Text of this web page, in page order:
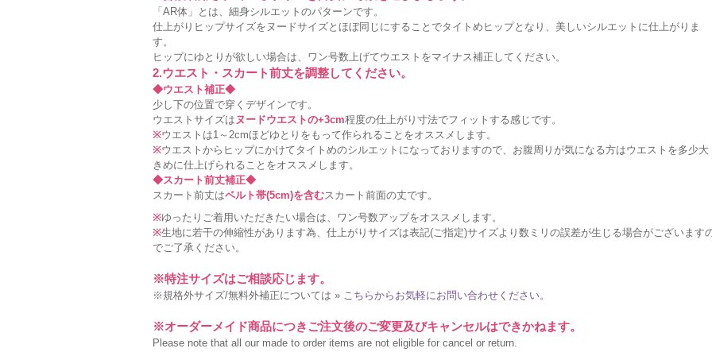
「AR体」とは、細身シルエットのパターンです。
仕上がりヒップサイズをヌードサイズとほぼ同じにすることでタイトめヒップとなり、美しいシルエットに仕上がりま
す。
ヒップにゆとりが欲しい場合は、ワン号数上げてウエストをマイナス補正してください。
2.ウエスト・スカート前丈を調整してください。
◆ウエスト補正◆
少し下の位置で穿くデザインです。
ウエストサイズは ヌードウエストの+3cm程度の仕上がり寸法でフィットする感じです。
※ウエストは1～2cmほどゆとりをもって作られることをオススメします。
※ウエストからヒップにかけてタイトめのシルエットになっておりますので、お腹周りが気になる方はウエストを多少大
きめに仕上げられることをオススメします。
◆スカート前丈補正◆
スカート前丈はベルト帯(5cm)を含むスカート前面の丈です。
※ゆったりご着用いただきたい場合は、ワン号数アップをオススメします。
※生地に若干の伸縮性があります為、仕上がりサイズは表記(ご指定)サイズより数ミリの誤差が生じる場合がございます
でご了承ください。
※特注サイズはご相談応じます。
※規格外サイズ/無料外補正については » こちらからお気軽にお問い合わせください。
※オーダーメイド商品につきご注文後のご変更及びキャンセルはできかねます。
Please note that all our made to order items are not eligible for cancel or return.